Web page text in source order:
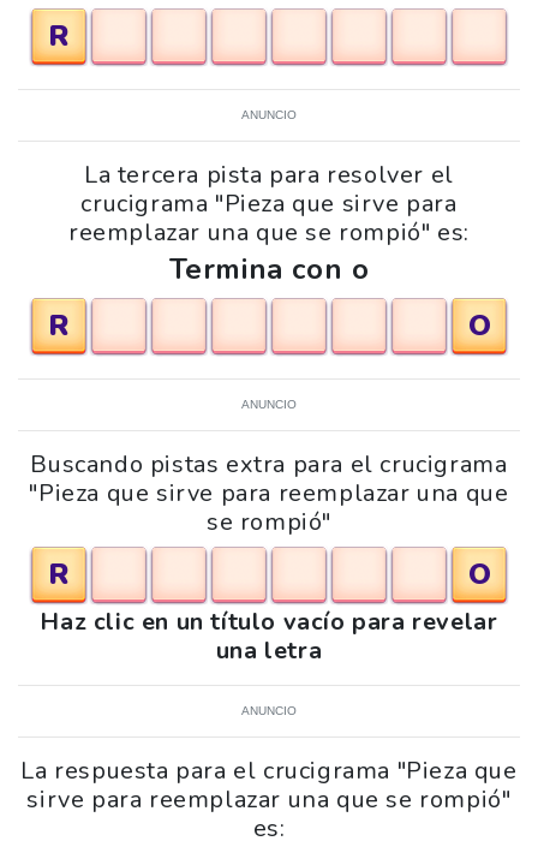
R
ANUNCIO
La tercera pista para resolver el
crucigrama "Pieza que sirve para
reemplazar una que se rompió" es:
Termina con o
R
O
ANUNCIO
Buscando pistas extra para el crucigrama
"Pieza que sirve para reemplazar una que
se rompió"
R O
Haz clic en un título vacío para revelar
una letra
ANUNCIO
La respuesta para el crucigrama "Pieza que
sirve para reemplazar una que se rompió"
es: